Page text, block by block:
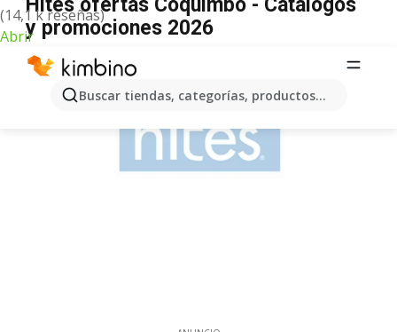
(14,1 k reseñas)
Abrir
Buscar tiendas, categorías, productos...
Hites ofertas Coquimbo - Catálogos
y promociones 2026